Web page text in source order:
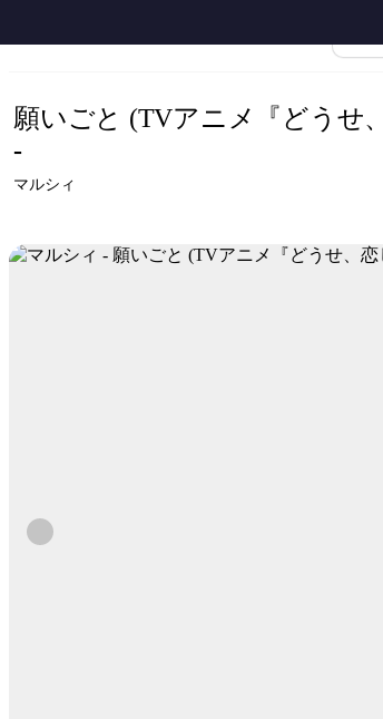
願いごと (TVアニメ『どうせ
-
マルシィ